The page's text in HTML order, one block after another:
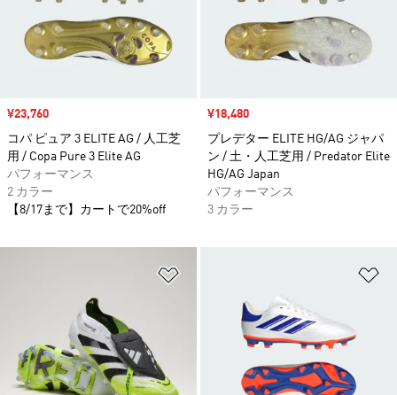
セール価格
¥23,760
コパ ピュア 3 ELITE AG / 人工芝
用 / Copa Pure 3 Elite AG
パフォーマンス
2 カラー
【8/17まで】カートで20%off
セール価格
¥18,480
プレデター ELITE HG/AG ジャパ
ン / 土・人工芝用 / Predator Elite
HG/AG Japan
パフォーマンス
3 カラー